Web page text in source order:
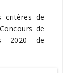
critères de
de
2020 de